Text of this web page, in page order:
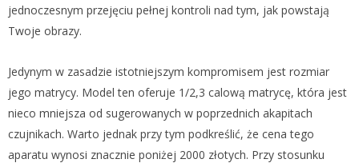
jednoczesnym przejęciu pełnej kontroli nad tym, jak powstają
Twoje obrazy.
Jedynym w zasadzie istotniejszym kompromisem jest rozmiar
jego matrycy. Model ten oferuje 1/2,3 calową matrycę, która jest
nieco mniejsza od sugerowanych w poprzednich akapitach
czujnikach. Warto jednak przy tym podkreślić, że cena tego
aparatu wynosi znacznie poniżej 2000 złotych. Przy stosunku